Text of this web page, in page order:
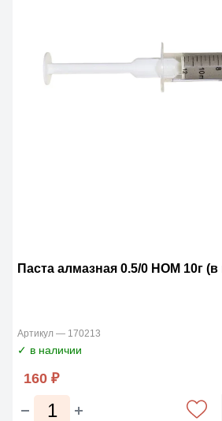
Паста алмазная 0.5/0 НОМ 10г
Артикул — 170213
✓ в наличии
160 ₽